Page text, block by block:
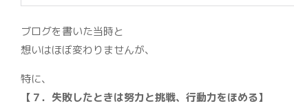
ブログを書いた当時と
想いはほぼ変わりませんが、
特に、
【７．失敗したときは努力と挑戦、行動力をほめる】